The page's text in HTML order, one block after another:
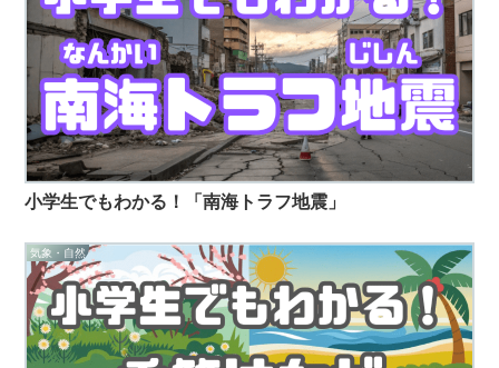
小学生でもわかる！「南海トラフ地震」
気象・自然